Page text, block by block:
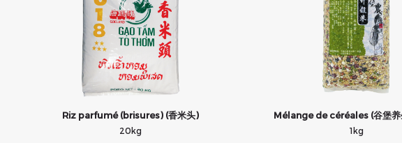
Riz parfumé (brisures) (香米头)
20kg
Mélange de céréales (谷堡养
1kg